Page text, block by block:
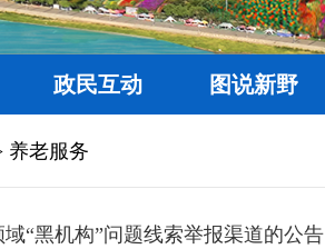
政民互动 图说新野
养老服务
“黑机构”问题线索举报渠道的公告